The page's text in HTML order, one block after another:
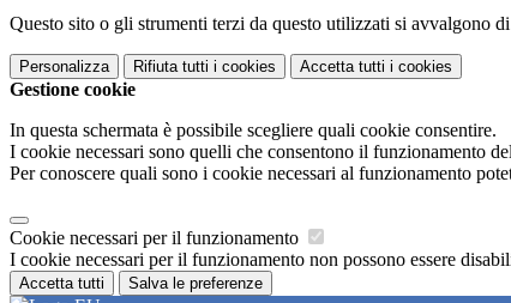
Questo sito o gli strumenti terzi da questo utilizzati si avvalgono
Personalizza Rifiuta tutti i cookies Accetta tutti i cookies
Gestione cookie
In questa schermata è possibile scegliere quali cookie consentire.
I cookie necessari sono quelli che consentono il funzionamento
Per conoscere quali sono i cookie necessari al funzionamento
Cookie necessari per il funzionamento
I cookie necessari per il funzionamento non possono essere
Accetta tutti Salva le preferenze